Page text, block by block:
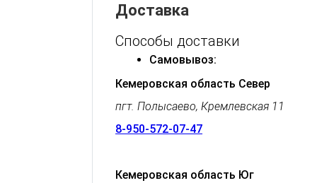
Доставка
Способы доставки
Самовывоз:
Кемеровская область Север
пгт. Полысаево, Кремлевская 11
8-950-572-07-47
Кемеровская область Юг